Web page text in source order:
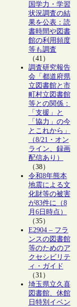
国学力・学習
状況調査の結
果を公表：読
書時間や図書
館の利用頻度
等も調査
（41）
調査研究報告
会「都道府県
立図書館と市
町村立図書館
等との関係：
「支援」と
「協力」の今
とこれから」
（8/21・オン
ライン、録画
配信あり）
（38）
令和8年熊本
地震による文
化財等の被害
が83件に（8
月6日時点）
（35）
E2904 – フラ
ンスの図書館
等のためのア
クセシビリテ
ィ・ガイド
（31）
埼玉県立久喜
図書館、休館
日特別イベン